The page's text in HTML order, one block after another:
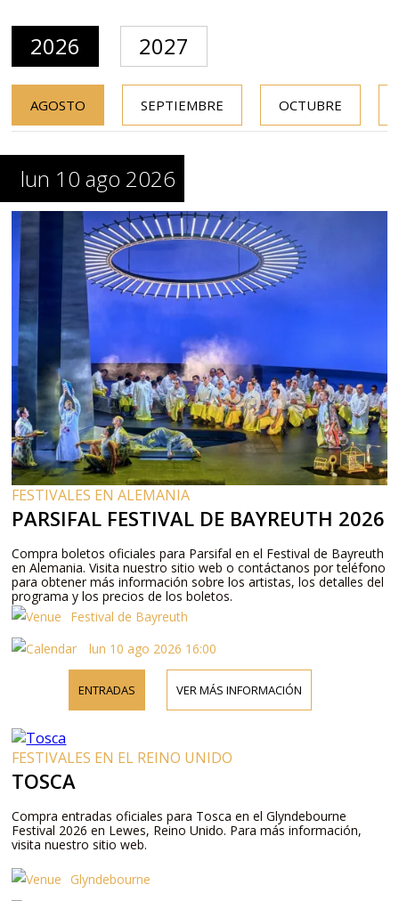
2026 2027
AGOSTO SEPTIEMBRE OCTUBRE
lun 10 ago 2026
FESTIVALES EN ALEMANIA
PARSIFAL FESTIVAL DE BAYREUTH 2026
Compra boletos oficiales para Parsifal en el Festival de Bayreuth
en Alemania. Visita nuestro sitio web o contáctanos por teléfono
para obtener más información sobre los artistas, los detalles del
programa y los precios de los boletos.
Festival de Bayreuth
lun 10 ago 2026 16:00
ENTRADAS VER MÁS INFORMACIÓN
FESTIVALES EN EL REINO UNIDO
TOSCA
Compra entradas oficiales para Tosca en el Glyndebourne
Festival 2026 en Lewes, Reino Unido. Para más información,
visita nuestro sitio web.
Glyndebourne